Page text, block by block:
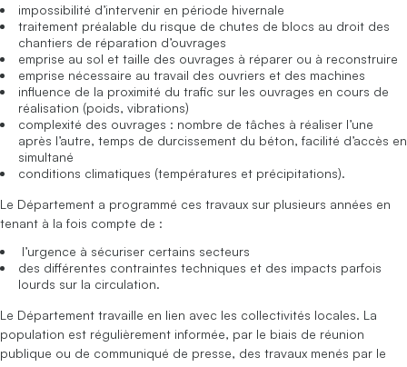
impossibilité d’intervenir en période hivernale
traitement préalable du risque de chutes de blocs au droit des
chantiers de réparation d’ouvrages
emprise au sol et taille des ouvrages à réparer ou à reconstruire
emprise nécessaire au travail des ouvriers et des machines
influence de la proximité du trafic sur les ouvrages en cours de
réalisation (poids, vibrations)
complexité des ouvrages : nombre de tâches à réaliser l’une
après l’autre, temps de durcissement du béton, facilité d’accès en
simultané
conditions climatiques (températures et précipitations).
Le Département a programmé ces travaux sur plusieurs années en
tenant à la fois compte de :
l’urgence à sécuriser certains secteurs
des différentes contraintes techniques et des impacts parfois
lourds sur la circulation.
Le Département travaille en lien avec les collectivités locales. La
population est régulièrement informée, par le biais de réunion
publique ou de communiqué de presse, des travaux menés par le